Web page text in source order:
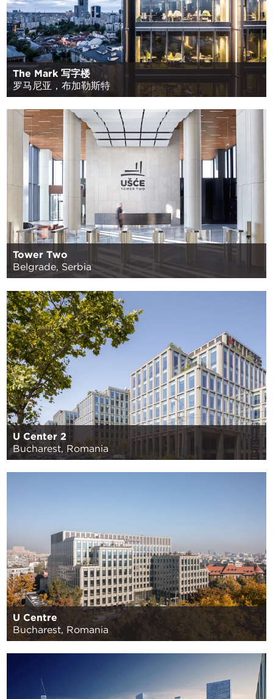
The Mark 写字楼
罗马尼亚，布加勒斯特
Tower Two
Belgrade, Serbia
U Center 2
Bucharest, Romania
U Centre
Bucharest, Romania